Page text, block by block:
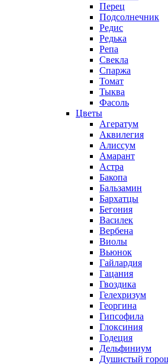
Перец
Подсолнечник
Редис
Редька
Репа
Свекла
Спаржа
Томат
Тыква
Фасоль
Цветы
Агератум
Аквилегия
Алиссум
Амарант
Астра
Бакопа
Бальзамин
Бархатцы
Бегония
Василек
Вербена
Виолы
Вьюнок
Гайлардия
Гацания
Гвоздика
Гелехризум
Георгина
Гипсофила
Глоксиния
Годеция
Дельфиниум
Душистый